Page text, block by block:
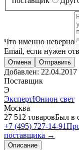
Что именно неверно
Email, если нужен
Отмена Отправить
Добавлен: 22.04.2017
Поставщик
Э
ЭкспертЮнион свет
Москва
27 512 товаровБыл в
+7 (495) 727-14-91
поставщика →
Описание